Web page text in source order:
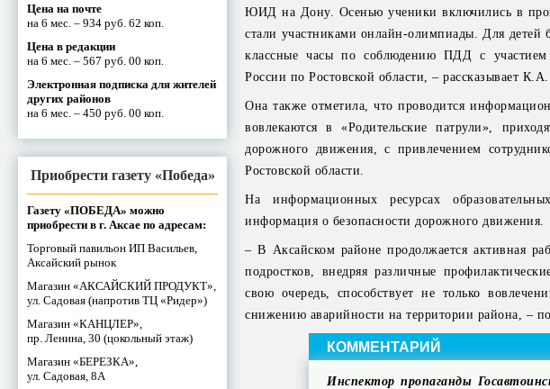
Цена на почте
на 6 мес. – 934 руб. 62 коп.
Цена в редакции
на 6 мес. – 567 руб. 00 коп.
Электронная подписка для жителей
других районов
на 6 мес. – 450 руб. 00 коп.
Приобрести газету «Победа»
Газету «ПОБЕДА» можно
приобрести в г. Аксае по адресам:
Торговый павильон ИП Васильев,
Аксайский рынок
Магазин «АКСАЙСКИЙ ПРОДУКТ»,
ул. Садовая (напротив ТЦ «Ридер»)
Магазин «КАНЦЛЕР»,
пр. Ленина, 30 (цокольный этаж)
Магазин «БЕРЕЗКА»,
ул. Садовая, 8А
ЮИД на Дону. Осенью ученики включились в
стали участниками онлайн-олимпиады. Для
классные часы по соблюдению ПДД с
России по Ростовской области, – рассказывает
Она также отметила, что проводится
вовлекаются в «Родительские патрули»,
дорожного движения, с привлечением
Ростовской области.
На информационных ресурсах
информация о безопасности дорожного движения.
– В Аксайском районе продолжается активная
подростков, внедряя различные
свою очередь, способствует не только
снижению аварийности на территории района, –
КОММЕНТАРИЙ
Инспектор пропаганды